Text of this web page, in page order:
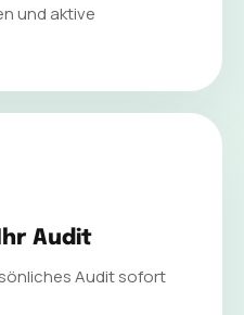
und aktive
Audit
Audit sofort